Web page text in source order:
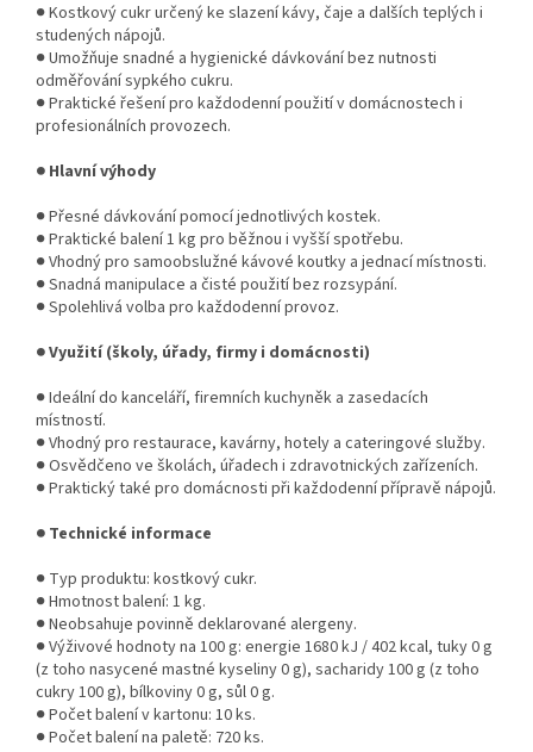
● Kostkový cukr určený ke slazení kávy, čaje a dalších teplých i
studených nápojů.
● Umožňuje snadné a hygienické dávkování bez nutnosti
odměřování sypkého cukru.
● Praktické řešení pro každodenní použití v domácnostech i
profesionálních provozech.
● Hlavní výhody
● Přesné dávkování pomocí jednotlivých kostek.
● Praktické balení 1 kg pro běžnou i vyšší spotřebu.
● Vhodný pro samoobslužné kávové koutky a jednací místnosti.
● Snadná manipulace a čisté použití bez rozsypání.
● Spolehlivá volba pro každodenní provoz.
● Využití (školy, úřady, firmy i domácnosti)
● Ideální do kanceláří, firemních kuchyněk a zasedacích
místností.
● Vhodný pro restaurace, kavárny, hotely a cateringové služby.
● Osvědčeno ve školách, úřadech i zdravotnických zařízeních.
● Praktický také pro domácnosti při každodenní přípravě nápojů.
● Technické informace
● Typ produktu: kostkový cukr.
● Hmotnost balení: 1 kg.
● Neobsahuje povinně deklarované alergeny.
● Výživové hodnoty na 100 g: energie 1680 kJ / 402 kcal, tuky 0 g
(z toho nasycené mastné kyseliny 0 g), sacharidy 100 g (z toho
cukry 100 g), bílkoviny 0 g, sůl 0 g.
● Počet balení v kartonu: 10 ks.
● Počet balení na paletě: 720 ks.